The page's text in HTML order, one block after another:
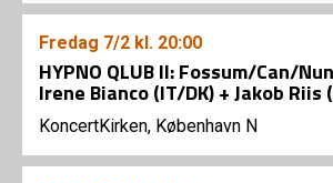
Fredag 7/2 kl. 20:00
HYPNO QLUB II: Fossum/Can/
Irene Bianco (IT/DK) + Jakob Riis
KoncertKirken, København N